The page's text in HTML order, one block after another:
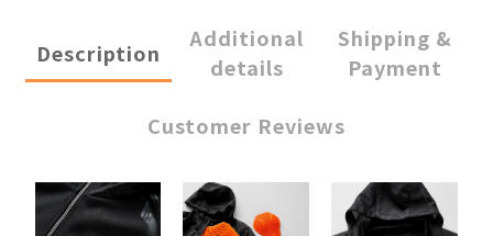
Description
Additional
details
Shipping &
Payment
Customer Reviews